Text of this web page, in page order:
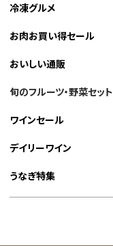
冷凍グルメ
お肉お買い得セール
おいしい通販
旬のフルーツ・野菜セット
ワインセール
デイリーワイン
うなぎ特集